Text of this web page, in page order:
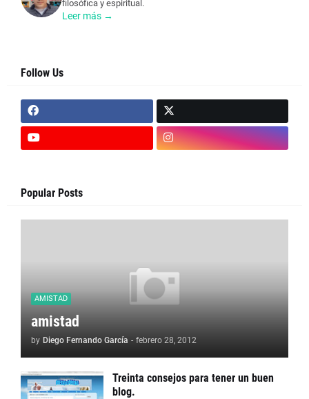
filosófica y espiritual.
Leer más →
Follow Us
Popular Posts
AMISTAD
amistad
by Diego Fernando García - febrero 28, 2012
Treinta consejos para tener un buen
blog.